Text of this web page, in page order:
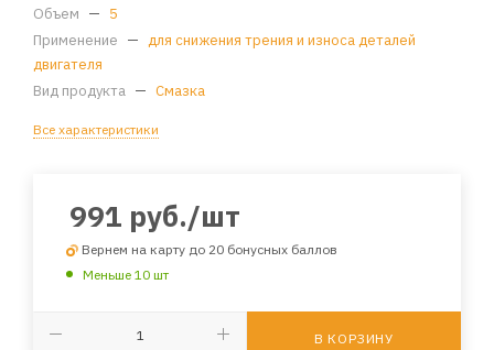
Объем — 5
Применение — для снижения трения и износа деталей
двигателя
Вид продукта — Смазка
Все характеристики
991 руб./шт
Вернем на карту до 20 бонусных баллов
Меньше 10 шт
В КОРЗИНУ